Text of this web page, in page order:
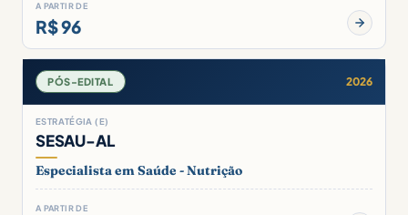
A PARTIR DE
R$ 96
PÓS-EDITAL 2026
ESTRATÉGIA (E)
SESAU-AL
Especialista em Saúde - Nutrição
A PARTIR DE